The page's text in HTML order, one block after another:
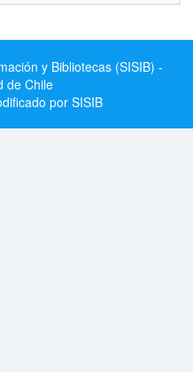
y Bibliotecas (SISIB) -
de Chile
por SISIB